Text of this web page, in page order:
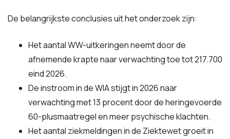
De belangrijkste conclusies uit het onderzoek zijn:
Het aantal WW-uitkeringen neemt door de
afnemende krapte naar verwachting toe tot 217.700
eind 2026.
De instroom in de WIA stijgt in 2026 naar
verwachting met 13 procent door de heringevoerde
60-plusmaatregel en meer psychische klachten.
Het aantal ziekmeldingen in de Ziektewet groeit in